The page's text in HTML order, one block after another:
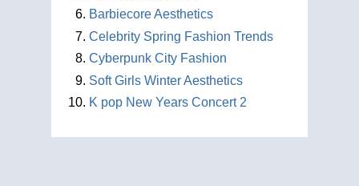
Barbiecore Aesthetics
Celebrity Spring Fashion Trends
Cyberpunk City Fashion
Soft Girls Winter Aesthetics
K pop New Years Concert 2